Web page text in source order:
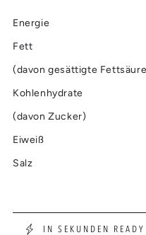
Energie
Fett
(davon gesättigte
Kohlenhydrate
(davon Zucker)
Eiweiß
Salz
IN SEKUNDEN